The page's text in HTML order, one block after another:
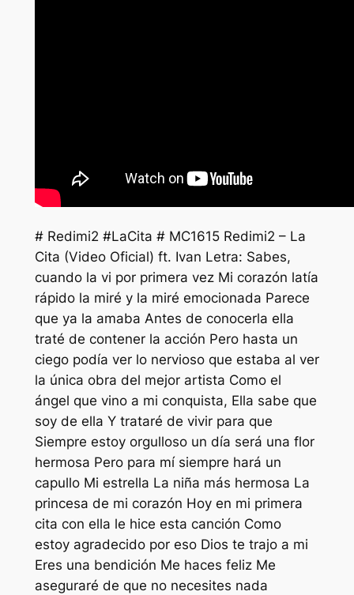
# Redimi2 #LaCita # MC1615 Redimi2 – La
Cita (Video Oficial) ft. Ivan Letra: Sabes,
cuando la vi por primera vez Mi corazón latía
rápido la miré y la miré emocionada Parece
que ya la amaba Antes de conocerla ella
traté de contener la acción Pero hasta un
ciego podía ver lo nervioso que estaba al ver
la única obra del mejor artista Como el
ángel que vino a mi conquista, Ella sabe que
soy de ella Y trataré de vivir para que
Siempre estoy orgulloso un día será una flor
hermosa Pero para mí siempre hará un
capullo Mi estrella La niña más hermosa La
princesa de mi corazón Hoy en mi primera
cita con ella le hice esta canción Como
estoy agradecido por eso Dios te trajo a mi
Eres una bendición Me haces feliz Me
aseguraré de que no necesites nada